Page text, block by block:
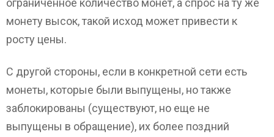
ограниченное количество монет, а спрос на ту же
монету высок, такой исход может привести к
росту цены.
С другой стороны, если в конкретной сети есть
монеты, которые были выпущены, но также
заблокированы (существуют, но еще не
выпущены в обращение), их более поздний